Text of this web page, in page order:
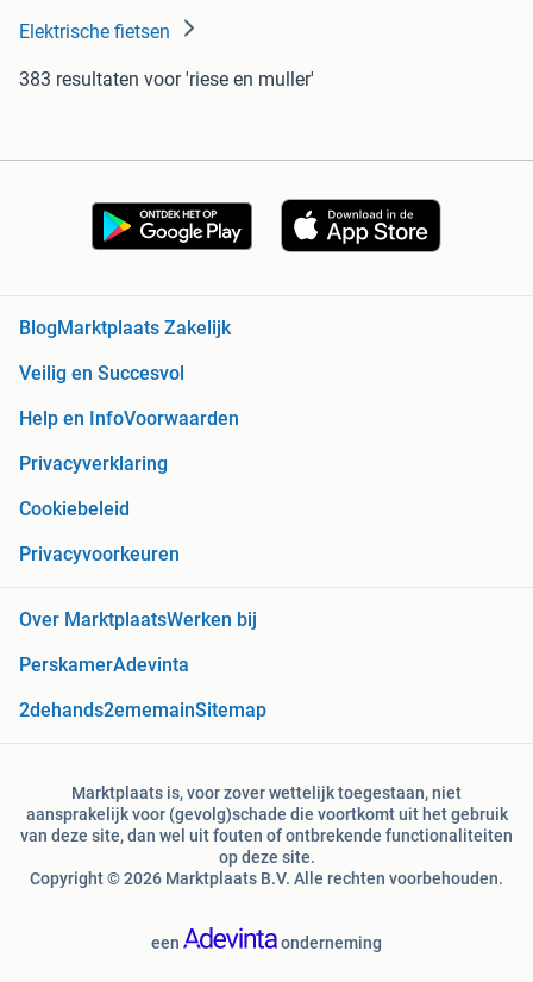
Elektrische fietsen
383 resultaten voor 'riese en muller'
BlogMarktplaats Zakelijk
Veilig en Succesvol
Help en InfoVoorwaarden
Privacyverklaring
Cookiebeleid
Privacyvoorkeuren
Over MarktplaatsWerken bij
PerskamerAdevinta
2dehands2ememainSitemap
Marktplaats is, voor zover wettelijk toegestaan, niet
aansprakelijk voor (gevolg)schade die voortkomt uit het gebruik
van deze site, dan wel uit fouten of ontbrekende functionaliteiten
op deze site.
Copyright © 2026 Marktplaats B.V. Alle rechten voorbehouden.
een onderneming